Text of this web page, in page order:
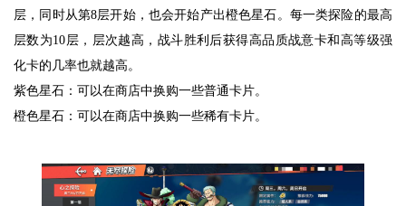
层，同时从第8层开始，也会开始产出橙色星石。每一类探险的最高
层数为10层，层次越高，战斗胜利后获得高品质战意卡和高等级强
化卡的几率也就越高。
紫色星石：可以在商店中换购一些普通卡片。
橙色星石：可以在商店中换购一些稀有卡片。